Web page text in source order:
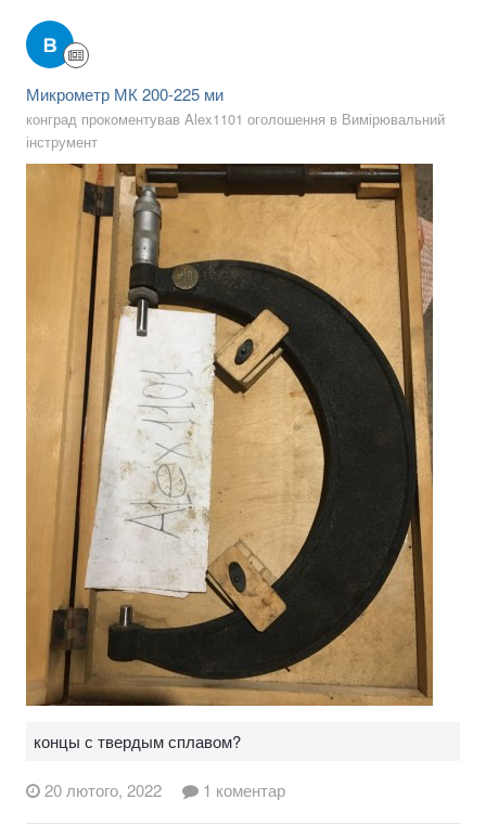
Микрометр МК 200-225 ми
конград прокоментував Alex1101 оголошення в Вимірювальний
інструмент
концы с твердым сплавом?
20 лютого, 2022 1 коментар